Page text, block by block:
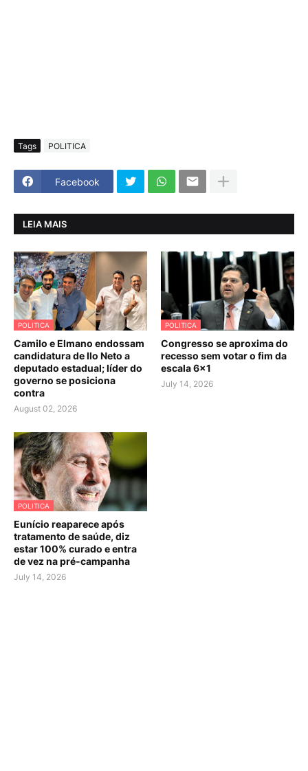
Tags POLITICA
Facebook
LEIA MAIS
POLITICA
Camilo e Elmano endossam
candidatura de Ilo Neto a
deputado estadual; líder do
governo se posiciona
contra
August 02, 2026
POLITICA
Congresso se aproxima do
recesso sem votar o fim da
escala 6×1
July 14, 2026
POLITICA
Eunício reaparece após
tratamento de saúde, diz
estar 100% curado e entra
de vez na pré-campanha
July 14, 2026